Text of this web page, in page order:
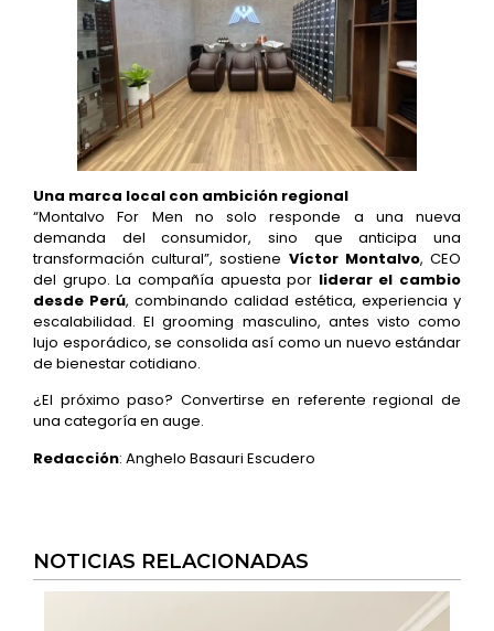
Una marca local con ambición regional
“Montalvo For Men no solo responde a una nueva
demanda del consumidor, sino que anticipa una
transformación cultural”, sostiene Víctor Montalvo, CEO
del grupo. La compañía apuesta por liderar el cambio
desde Perú, combinando calidad estética, experiencia y
escalabilidad. El grooming masculino, antes visto como
lujo esporádico, se consolida así como un nuevo estándar
de bienestar cotidiano.
¿El próximo paso? Convertirse en referente regional de
una categoría en auge.
Redacción: Anghelo Basauri Escudero
NOTICIAS RELACIONADAS